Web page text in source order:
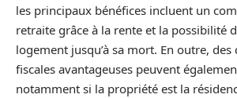
les principaux bénéfices incluent un
retraite grâce à la rente et la possibilité
logement jusqu’à sa mort. En outre,
fiscales avantageuses peuvent
notamment si la propriété est la